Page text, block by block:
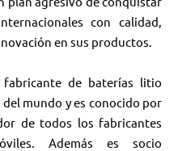
con calidad,
en sus productos.
fabricante de baterías litio
del mundo y es conocido por
de todos los fabricantes
Además es socio